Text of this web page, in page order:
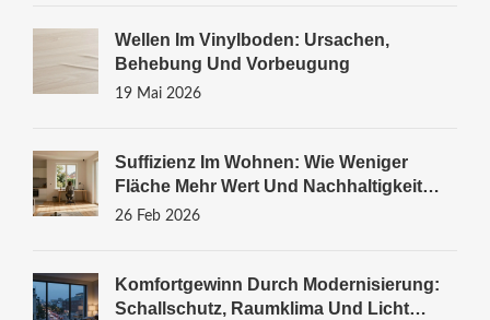
Wellen Im Vinylboden: Ursachen,
Behebung Und Vorbeugung
19 Mai 2026
Suffizienz Im Wohnen: Wie Weniger
Fläche Mehr Wert Und Nachhaltigkeit
Bringt
26 Feb 2026
Komfortgewinn Durch Modernisierung:
Schallschutz, Raumklima Und Licht